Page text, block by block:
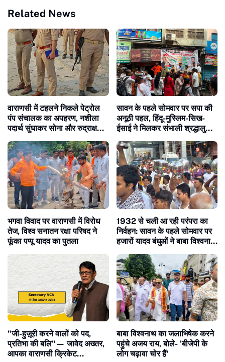
Related News
वाराणसी में टहलने निकले पेट्रोल
पंप संचालक का अपहरण, नशीला
पदार्थ सुंघाकर सोना और रुद्राक्ष
सावन के पहले सोमवार पर सपा की
अनूठी पहल, हिंदू-मुस्लिम-सिख-
ईसाई ने मिलकर संभाली श्रद्धालुओं
भगवा विवाद पर वाराणसी में विरोध
तेज, विश्व सनातन रक्षा परिषद ने
फूंका पप्पू यादव का पुतला
1932 से चली आ रही परंपरा का
निर्वहन: सावन के पहले सोमवार पर
हजारों यादव बंधुओं ने बाबा विश्वनाथ
​"जी-हुज़ूरी करने वालों को पद,
प्रतिभा की बलि"— जावेद अख्तर,
आपका वाराणसी क्रिकेट
बाबा विश्वनाथ का जलाभिषेक करने
पहुंचे अजय राय, बोले- 'बीजेपी के
लोग चढ़ावा चोर हैं'